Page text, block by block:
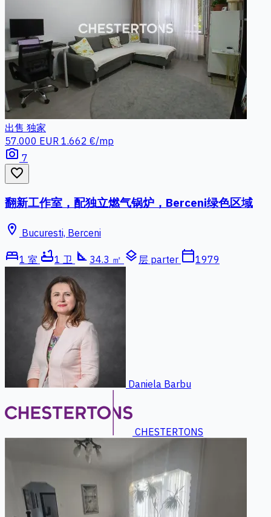
出售 独家
57.000 EUR 1.662 €/mp
photo_camera 7
favorite_border
翻新工作室，配独立燃气锅炉，Berceni绿色区域
location_on Bucuresti, Berceni
bed1 室 bathtub1 卫 square_foot 34.3 ㎡ layers 层 parter calendar_today1979
Daniela Barbu
CHESTERTONS